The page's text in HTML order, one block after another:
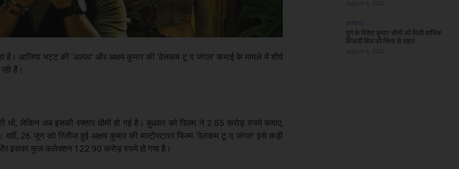
आलिया भट्ट की ‘अल्फा’ और अक्षय कुमार की ‘वेलकम टू द जंगल’ कमाई के मामले में शीर्ष
हैं।
थी, लेकिन अब इसकी रफ्तार धीमी हो गई है। बुधवार को फिल्म ने 2.85 करोड़ रुपये कमाए,
26 जून को रिलीज हुई अक्षय कुमार की मल्टीस्टारर फिल्म ‘वेलकम टू द जंगल’ इसे कड़ी
और इसका कुल कलेक्शन 122.90 करोड़ रुपये हो गया है।
छत्तीसगढ़
दुर्ग के रितेश कुमार सोनी को मिली मासिक
बिजली बिल की चिंता से राहत